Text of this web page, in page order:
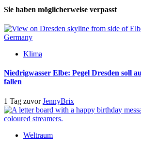
Sie haben möglicherweise verpasst
Klima
Niedrigwasser Elbe: Pegel Dresden soll
fallen
1 Tag zuvorJennyBrix
Weltraum